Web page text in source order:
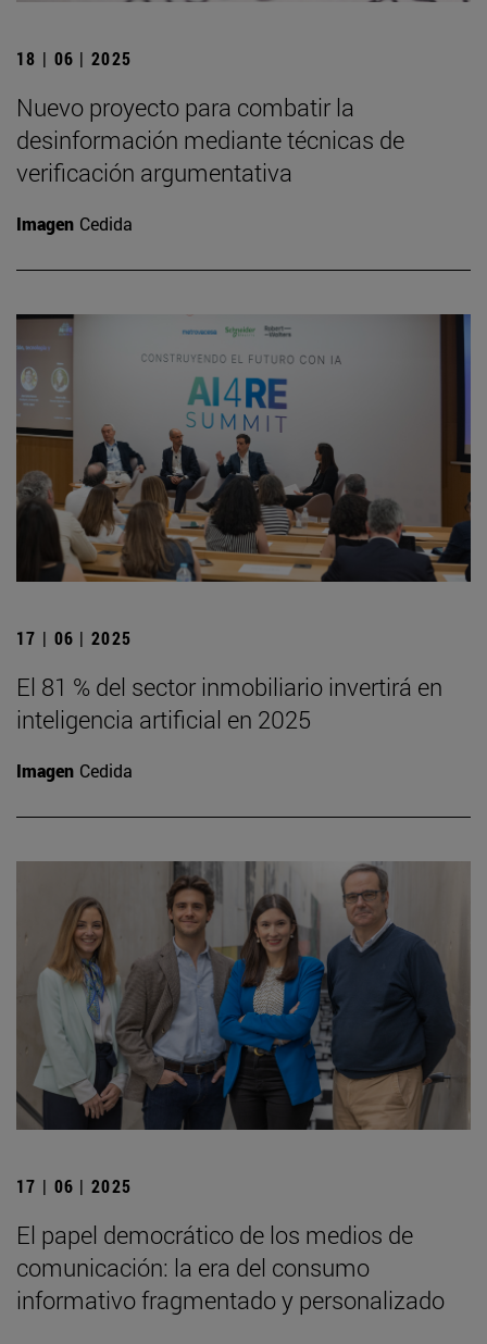
18 | 06 | 2025
Nuevo proyecto para combatir la
desinformación mediante técnicas de
verificación argumentativa
Imagen Cedida
17 | 06 | 2025
El 81 % del sector inmobiliario invertirá en
inteligencia artificial en 2025
Imagen Cedida
17 | 06 | 2025
El papel democrático de los medios de
comunicación: la era del consumo
informativo fragmentado y personalizado